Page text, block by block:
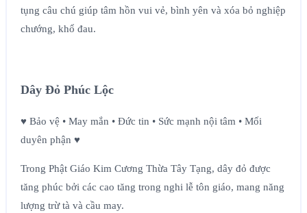
tụng câu chú giúp tâm hồn vui vẻ, bình yên và xóa bỏ nghiệp
chướng, khổ đau.
Dây Đỏ Phúc Lộc
♥ Bảo vệ • May mắn • Đức tin • Sức mạnh nội tâm • Mối
duyên phận ♥
Trong Phật Giáo Kim Cương Thừa Tây Tạng, dây đỏ được
tăng phúc bởi các cao tăng trong nghi lễ tôn giáo, mang năng
lượng trừ tà và cầu may.